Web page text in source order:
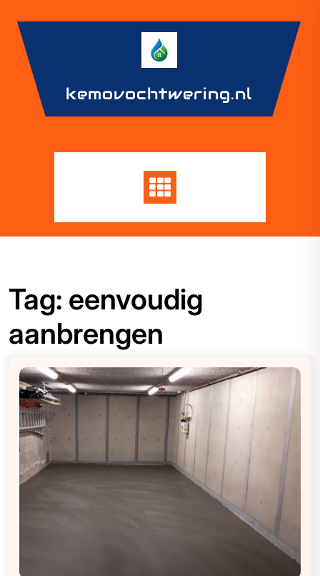
content
kemovochtwering.nl
Tag: eenvoudig
aanbrengen